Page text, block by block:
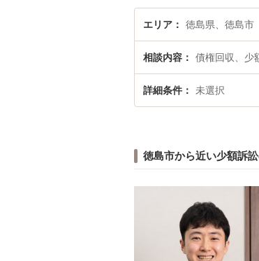
エリア 徳島県、徳島市
相談内容 債権回収、少
詳細条件 未選択
徳島市から近い少額訴